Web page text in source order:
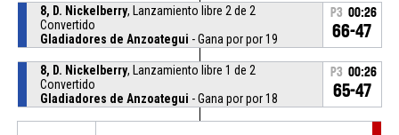
8, D. Nickelberry, Lanzamiento libre 2 de 2
Convertido
Gladiadores de Anzoategui - Gana por por 19
P3 00:26
66-47
8, D. Nickelberry, Lanzamiento libre 1 de 2
Convertido
Gladiadores de Anzoategui - Gana por por 18
P3 00:26
65-47